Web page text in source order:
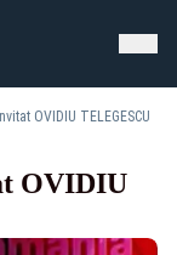
OVIDIU TELEGESCU
OVIDIU